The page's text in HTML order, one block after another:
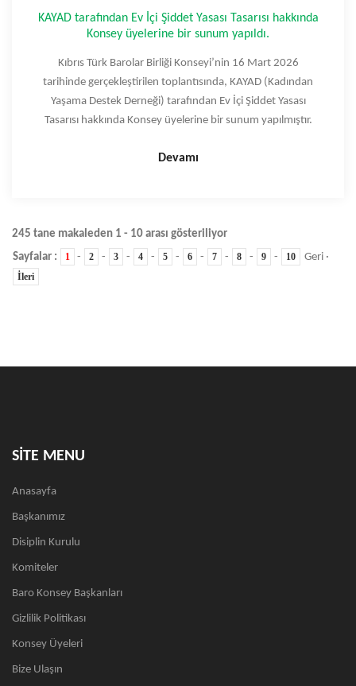
KAYAD tarafından Ev İçi Şiddet Yasası Tasarısı hakkında
Konsey üyelerine bir sunum yapıldı.
Kıbrıs Türk Barolar Birliği Konseyi’nin 16 Mart 2026
tarihinde gerçekleştirilen toplantısında, KAYAD (Kadından
Yaşama Destek Derneği) tarafından Ev İçi Şiddet Yasası
Tasarısı hakkında Konsey üyelerine bir sunum yapılmıştır.
Devamı
245 tane makaleden 1 - 10 arası gösteriliyor
Sayfalar :
1 - 2 - 3 - 4 - 5 - 6 - 7 - 8 - 9 - 10 Geri ·
İleri
SİTE MENU
Anasayfa
Başkanımız
Disiplin Kurulu
Komiteler
Baro Konsey Başkanları
Gizlilik Politikası
Konsey Üyeleri
Bize Ulaşın